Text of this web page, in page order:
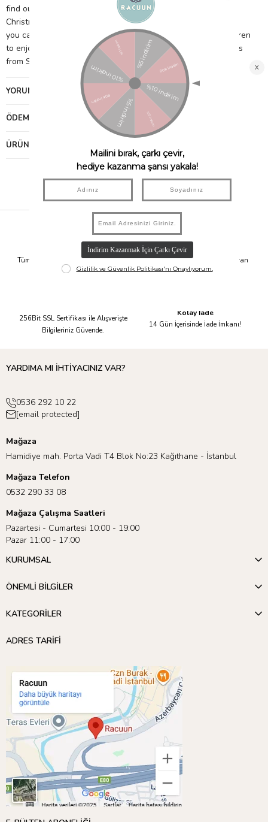
find out what Poppy and Sam are doing to get ready for
Christmas Day. Poppy can’t find Ginger, her kitten, but maybe
you can see where she’s hiding! An interactive book for children
to enjoy during the festive season, with delightful illustrations
from Stephen Cartwright.
YORUMLAR
ÖDEME SEÇENEKLERI
ÜRÜN ÖNERILERI
Hızlı Kargo
Tüm Siparişleriniz Aynı Gün 14.00'a
Kadar Kargolanır.
Taksit İmkanı
Tüm Ürünlerde 6 Aya Kadar Varan
Taksit İmkanı!
256Bit SSL Sertifikası ile Alışverişte
Bilgileriniz Güvende.
Kolay İade
14 Gün İçerisinde İade İmkanı!
YARDIMA MI İHTİYACINIZ VAR?
0536 292 10 22
[email protected]
Mağaza
Hamidiye mah. Porta Vadi T4 Blok No:23 Kağıthane - İstanbul
Mağaza Telefon
0532 290 33 08
Mağaza Çalışma Saatleri
Pazartesi - Cumartesi 10:00 - 19:00
Pazar 11:00 - 17:00
KURUMSAL
ÖNEMLİ BİLGİLER
KATEGORİLER
ADRES TARİFİ